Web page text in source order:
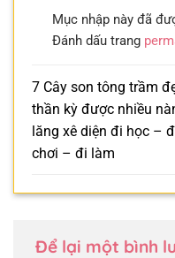
Mục nhập này đã
Đánh dấu trang
7 Cây son tông trầm
thần kỳ được nhiều
lăng xê diện đi học –
chơi – đi làm
Để lại một bình